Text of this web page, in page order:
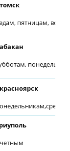
пятницам,